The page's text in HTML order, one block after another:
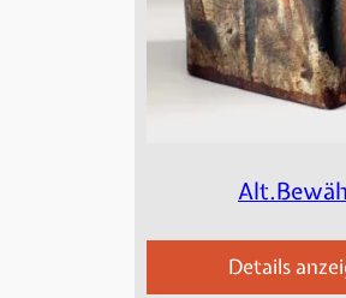
Details